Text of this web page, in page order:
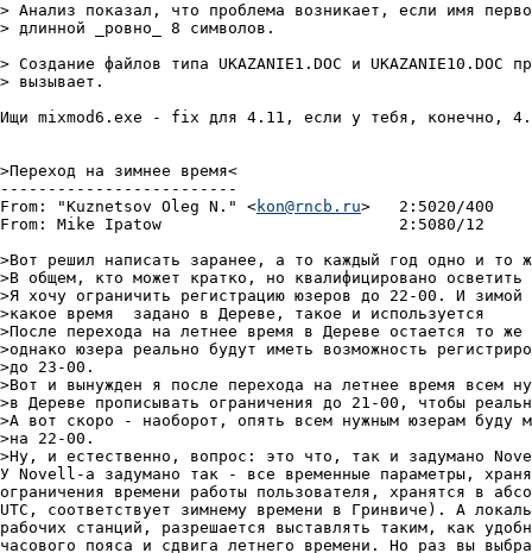
> Анализ показал, что проблема возникает, если имя
> длинной _ровно_ 8 символов.
> Создание файлов типа UKAZANIE1.DOC и UKAZANIE10.DOC
> вызывает.
Ищи mixmod6.exe - fix для 4.11, если у тебя, конечно,
>Переход на зимнее время<
-------------------------
From: "Kuznetsov Oleg N." <kon@rncb.ru>   2:5020/400
From: Mike Ipatow			  2:5080/12	  Втp 17 Окт 00 20:12
>Вот решил написать заранее, а то каждый год одно и то
>В общем, кто может кратко, но квалифицировано осветить
>Я хочу ограничить регистрацию юзеров до 22-00. И
>какое время  задано в Дереве, такое и используется
>После перехода на летнее время в Дереве остается то же
>однако юзера реально будут иметь возможность
>до 23-00.
>Вот и вынужден я после перехода на летнее время всем
>в Дереве прописывать ограничения до 21-00, чтобы
>А вот скоро - наоборот, опять всем нужным юзерам буду
>на 22-00.
>Ну, и естественно, вопрос: это что, так и задумано
У Novell-а задумано так - все временные параметры,
ограничения времени работы пользователя, хранятся в
UTC, соответствует зимнему времени в Гринвиче). А
рабочих станций, разрешается выставлять таким, как
часового пояса и сдвига летнего времени. Но раз вы